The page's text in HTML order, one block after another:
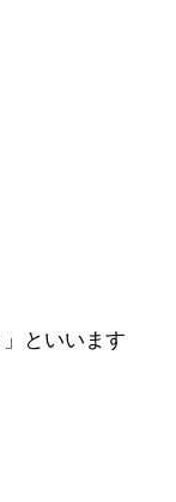
といいます